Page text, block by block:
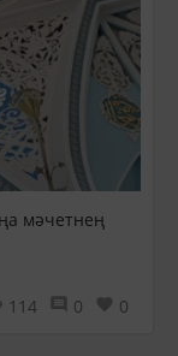
мәчетнең
114 0 0